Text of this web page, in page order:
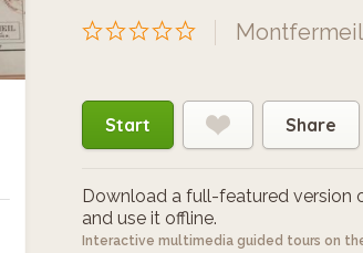
Start Share
Download a full-featured version
and use it offline.
Interactive multimedia guided tours on